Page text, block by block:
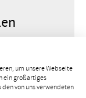
um unsere Webseite
ein großartiges
von uns verwendeten